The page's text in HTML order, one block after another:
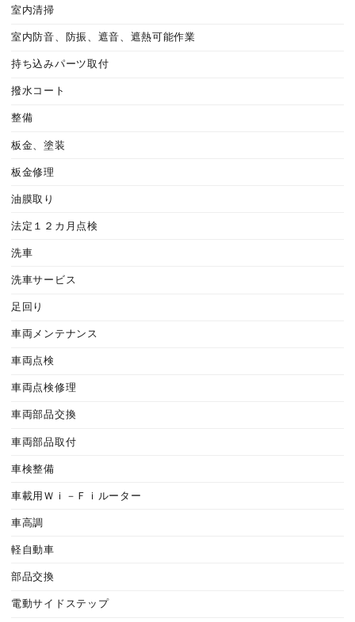
室内清掃
室内防音、防振、遮音、遮熱可能作業
持ち込みパーツ取付
撥水コート
整備
板金、塗装
板金修理
油膜取り
法定１２カ月点検
洗車
洗車サービス
足回り
車両メンテナンス
車両点検
車両点検修理
車両部品交換
車両部品取付
車検整備
車載用Ｗｉ－Ｆｉルーター
車高調
軽自動車
部品交換
電動サイドステップ